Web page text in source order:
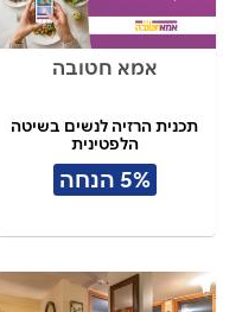
אמא חטובה
תכנית הרזיה לנשים בשיטה
הלפטינית
5% הנחה